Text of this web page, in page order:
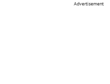
Advertisement